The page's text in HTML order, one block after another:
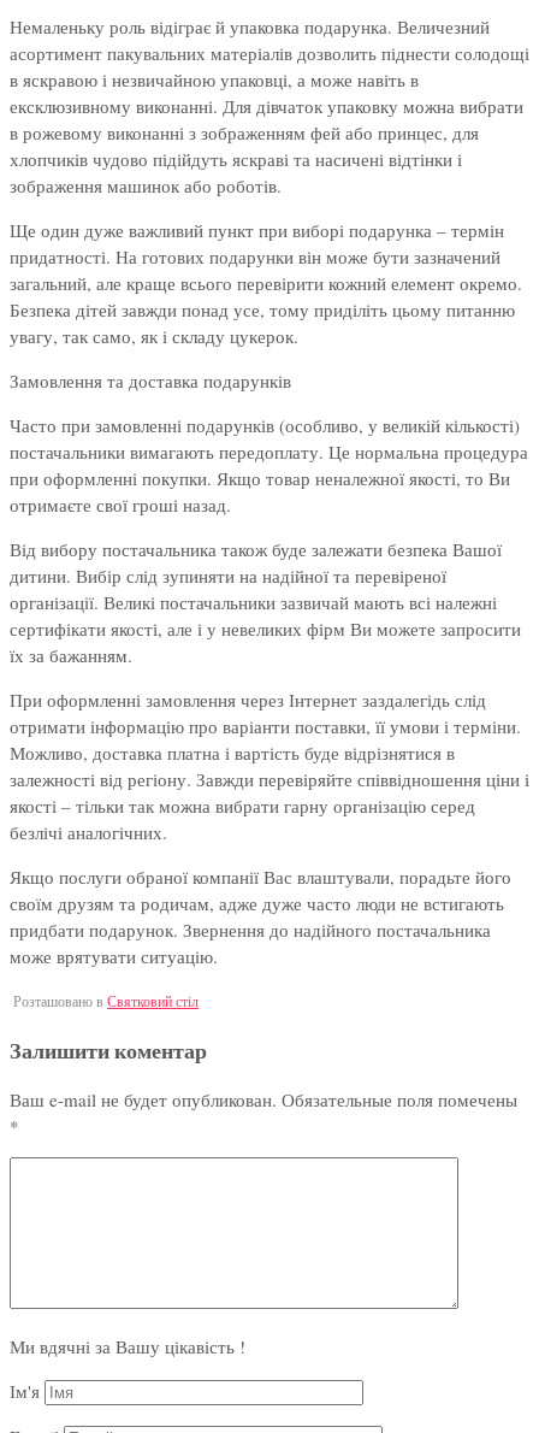
Немаленьку роль відіграє й упаковка подарунка. Величезний
асортимент пакувальних матеріалів дозволить піднести солодощі
в яскравою і незвичайною упаковці, а може навіть в
ексклюзивному виконанні. Для дівчаток упаковку можна вибрати
в рожевому виконанні з зображенням фей або принцес, для
хлопчиків чудово підійдуть яскраві та насичені відтінки і
зображення машинок або роботів.
Ще один дуже важливий пункт при виборі подарунка – термін
придатності. На готових подарунки він може бути зазначений
загальний, але краще всього перевірити кожний елемент окремо.
Безпека дітей завжди понад усе, тому приділіть цьому питанню
увагу, так само, як і складу цукерок.
Замовлення та доставка подарунків
Часто при замовленні подарунків (особливо, у великій кількості)
постачальники вимагають передоплату. Це нормальна процедура
при оформленні покупки. Якщо товар неналежної якості, то Ви
отримаєте свої гроші назад.
Від вибору постачальника також буде залежати безпека Вашої
дитини. Вибір слід зупиняти на надійної та перевіреної
організації. Великі постачальники зазвичай мають всі належні
сертифікати якості, але і у невеликих фірм Ви можете запросити
їх за бажанням.
При оформленні замовлення через Інтернет заздалегідь слід
отримати інформацію про варіанти поставки, її умови і терміни.
Можливо, доставка платна і вартість буде відрізнятися в
залежності від регіону. Завжди перевіряйте співвідношення ціни і
якості – тільки так можна вибрати гарну організацію серед
безлічі аналогічних.
Якщо послуги обраної компанії Вас влаштували, порадьте його
своїм друзям та родичам, адже дуже часто люди не встигають
придбати подарунок. Звернення до надійного постачальника
може врятувати ситуацію.
Розташовано в Святковий стіл
Залишити коментар
Ваш e-mail не будет опубликован. Обязательные поля помечены
*
Ми вдячні за Вашу цікавість !
Ім'я